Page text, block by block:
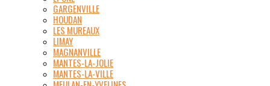
GARGENVILLE
HOUDAN
LES MUREAUX
LIMAY
MAGNANVILLE
MANTES-LA-JOLIE
MANTES-LA-VILLE